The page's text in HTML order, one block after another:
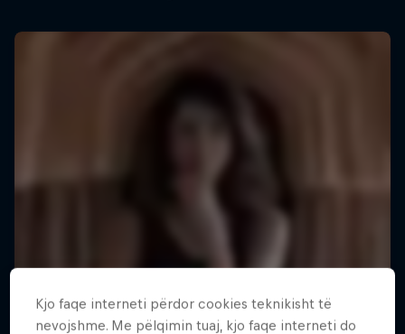
Kjo faqe interneti përdor cookies teknikisht të
nevojshme. Me pëlqimin tuaj, kjo faqe interneti do